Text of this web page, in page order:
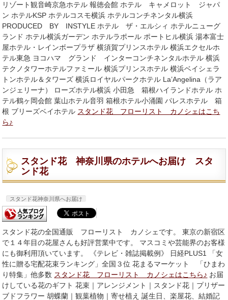
リゾート観音崎京急ホテル 報徳会館 ホテル キャメロット ジャパ
ン ホテルKSP ホテルコスモ横浜 ホテルコンチネンタル横浜
PRODUCED BY INSTYLE ホテル ザ・エルシィ ホテルニューグ
ランド ホテル横浜ガーデン ホテルラポール ポートヒル横浜 湯本富士
屋ホテル・レインボープラザ 横須賀プリンスホテル 横浜エクセルホ
テル東急 ヨコハマ グランド インターコンチネンタルホテル 横浜
テクノタワーホテルファミール 横浜プリンスホテル 横浜ベイシェラ
トンホテル＆タワーズ 横浜ロイヤルパークホテル La’Angelina（ラア
ンジェリーナ） ローズホテル横浜 小田急 箱根ハイランドホテル ホ
テル鶴ヶ岡会館 葉山ホテル音羽 箱根ホテル小涌園 パレスホテル 箱
根 ブリーズベイホテル スタンド花 フローリスト カノシェはこち
ら♪
スタンド花 神奈川県のホテルへお届け スタ
ンド花
スタンド花神奈川県へお届け
スタンド花の全国通販 フローリスト カノシェです。 東京の新宿区
で１４年目の花屋さんも好評営業中です。 マスコミや芸能界のお客様
にも御利用頂いています。 《テレビ・雑誌掲載例》 日経PLUS1 「女
性に贈る宅配花束ランキング」全国３位 花まるマーケット 「ひまわ
り特集」他多数 スタンド花 フローリスト カノシェはこちら♪ お届
けしている花のギフト 花束｜アレンジメント｜スタンド花｜プリザー
ブドフラワー 胡蝶蘭｜観葉植物｜寄せ植え 誕生日、楽屋花、結婚記